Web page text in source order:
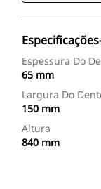
Espessura Do
65 mm
Largura Do
150 mm
Altura
840 mm